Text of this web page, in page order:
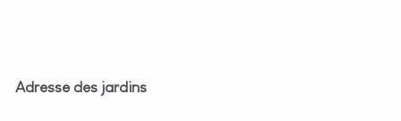
Adresse des jardins